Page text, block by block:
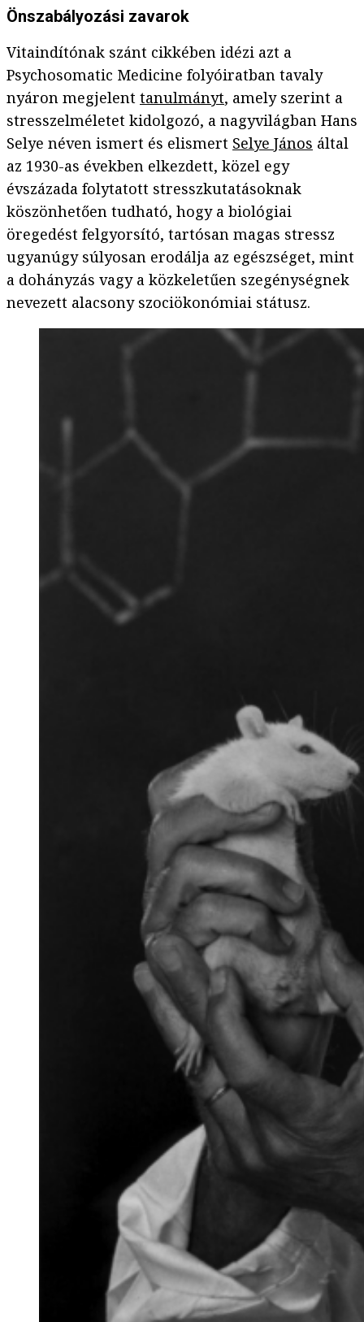
Önszabályozási zavarok
Vitaindítónak szánt cikkében idézi azt a
Psychosomatic Medicine folyóiratban tavaly
nyáron megjelent tanulmányt, amely szerint a
stresszelméletet kidolgozó, a nagyvilágban Hans
Selye néven ismert és elismert Selye János által
az 1930-as években elkezdett, közel egy
évszázada folytatott stresszkutatásoknak
köszönhetően tudható, hogy a biológiai
öregedést felgyorsító, tartósan magas stressz
ugyanúgy súlyosan erodálja az egészséget, mint
a dohányzás vagy a közkeletűen szegénységnek
nevezett alacsony szociökonómiai státusz.